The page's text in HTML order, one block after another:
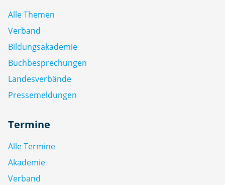
Alle Themen
Verband
Bildungsakademie
Buchbesprechungen
Landesverbände
Pressemeldungen
Termine
Alle Termine
Akademie
Verband